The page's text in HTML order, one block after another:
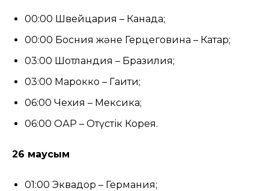
00:00 Швейцария – Канада;
00:00 Босния және Герцеговина – Катар;
03:00 Шотландия – Бразилия;
03:00 Марокко – Гаити;
06:00 Чехия – Мексика;
06:00 ОАР – Оңтүстік Корея.
26 маусым
01:00 Эквадор – Германия;